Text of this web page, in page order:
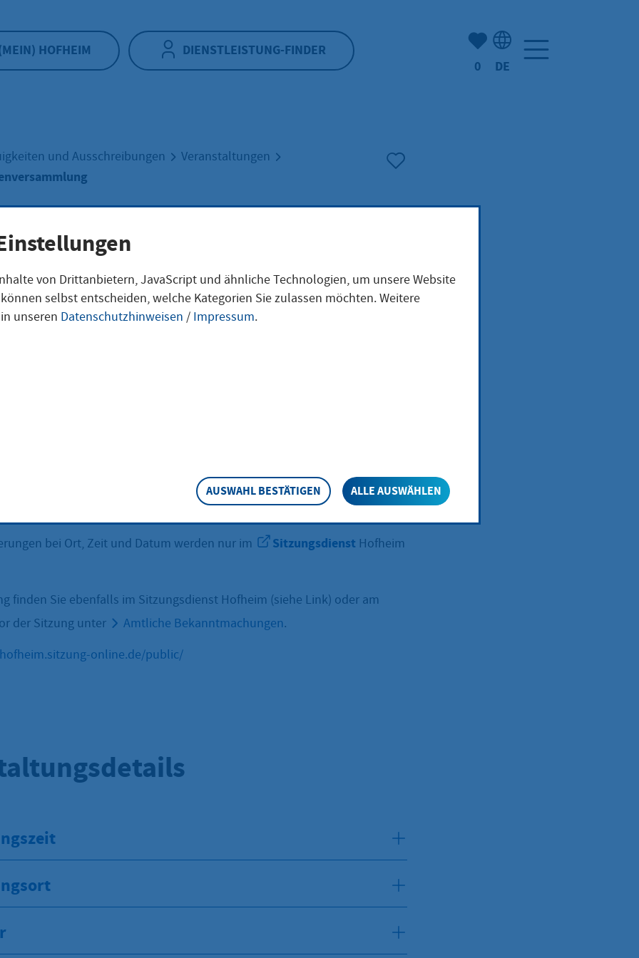
HOFHEIM DIENSTLEISTUNG-FINDER
Anzahl der gemerkten
0 DE
und Ausschreibungen Veranstaltungen
2026
2026
bei Ort, Zeit und Datum werden nur im Sitzungsdienst Hofheim
finden Sie ebenfalls im Sitzungsdienst Hofheim (siehe Link) oder am
der Sitzung unter
Amtliche Bekanntmachungen.
online.de/public/
von Drittanbietern, JavaScript und ähnliche Technologien, um unsere Website
selbst entscheiden, welche Kategorien Sie zulassen möchten. Weitere
unseren Datenschutzhinweisen / Impressum.
AUSWAHL BESTÄTIGEN ALLE AUSWÄHLEN